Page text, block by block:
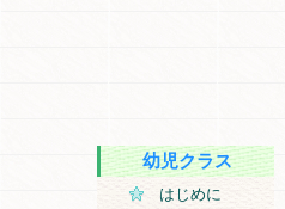
幼児クラス
はじめに